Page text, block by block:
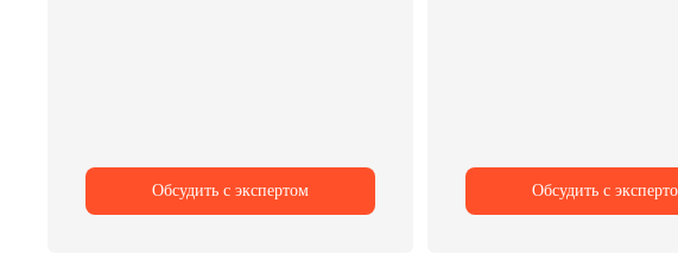
Обсудить с экспертом Обсудить с